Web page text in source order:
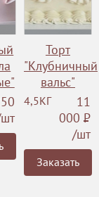
Торт
"Клубничный
вальс"
4,5КГ
11
000 Р
/шт
Заказать